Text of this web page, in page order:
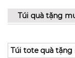
Túi quà tặng
Túi tote quà tặng